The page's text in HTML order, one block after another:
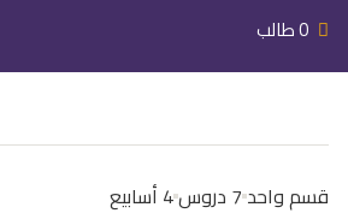
0 طالب
قسم واحد 7 دروس 4 أسابيع